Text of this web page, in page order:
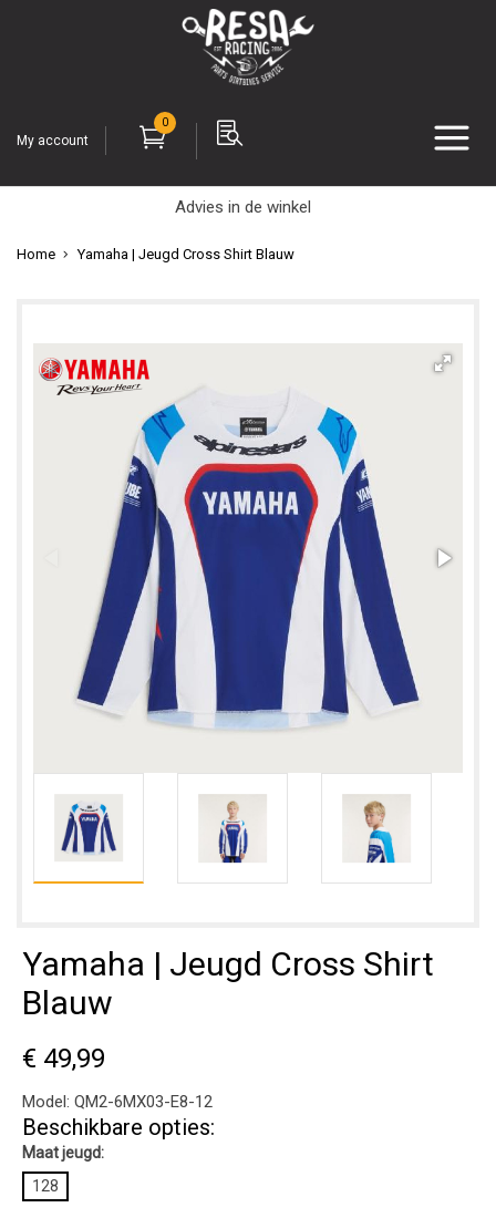
My account
0
Advies in de winkel
Home Yamaha | Jeugd Cross Shirt Blauw
Yamaha | Jeugd Cross Shirt
Blauw
€ 49,99
Model: QM2-6MX03-E8-12
Beschikbare opties:
Maat jeugd:
128